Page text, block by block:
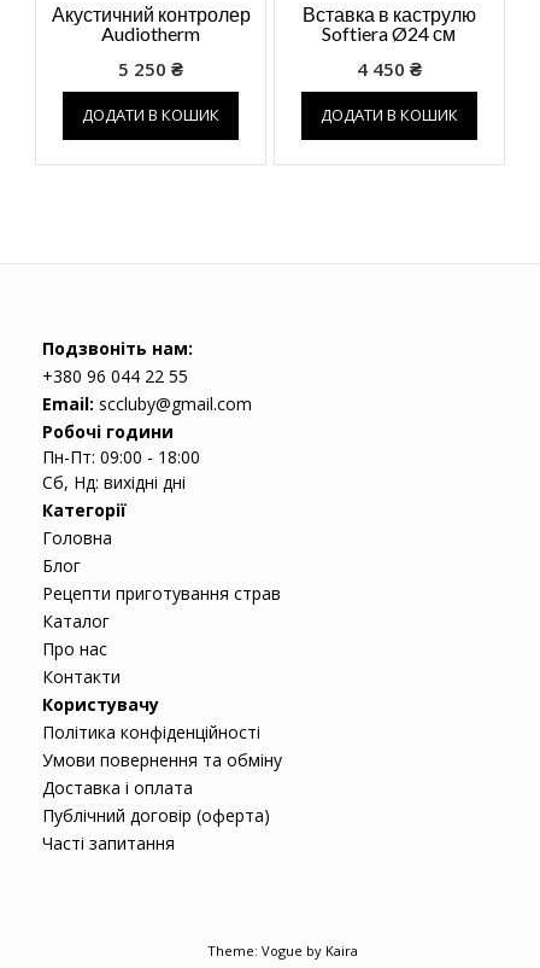
Акустичний контролер
Audiotherm
5 250₴
ДОДАТИ В КОШИК
Вставка в каструлю
Softiera Ø24 см
4 450 ₴
ДОДАТИ В КОШИК
Подзвоніть нам:
+380 96 044 22 55
Email: sccluby@gmail.com
Робочі години
Пн-Пт: 09:00 - 18:00
Сб, Нд: вихідні дні
Категорії
Головна
Блог
Рецепти приготування страв
Каталог
Про нас
Контакти
Користувачу
Політика конфіденційності
Умови повернення та обміну
Доставка і оплата
Публічний договір (оферта)
Часті запитання
Theme: Vogue by Kaira